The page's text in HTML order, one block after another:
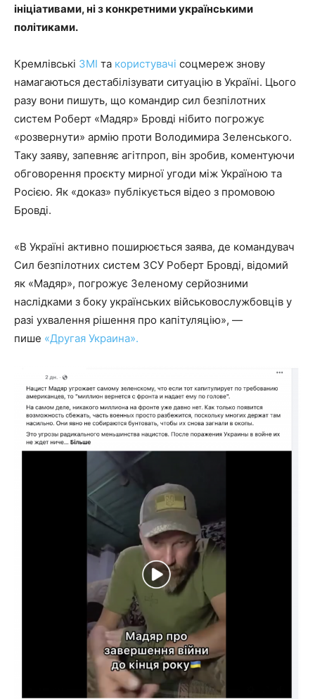
ініціативами, ні з конкретними українськими
політиками.
Кремлівські ЗМІ та користувачі соцмереж знову
намагаються дестабілізувати ситуацію в Україні. Цього
разу вони пишуть, що командир сил безпілотних
систем Роберт «Мадяр» Бровді нібито погрожує
«розвернути» армію проти Володимира Зеленського.
Таку заяву, запевняє агітпроп, він зробив, коментуючи
обговорення проєкту мирної угоди між Україною та
Росією. Як «доказ» публікується відео з промовою
Бровді.
«В Україні активно поширюється заява, де командувач
Сил безпілотних систем ЗСУ Роберт Бровді, відомий
як «Мадяр», погрожує Зеленому серйозними
наслідками з боку українських військовослужбовців у
разі ухвалення рішення про капітуляцію», —
пише «Другая Украина».